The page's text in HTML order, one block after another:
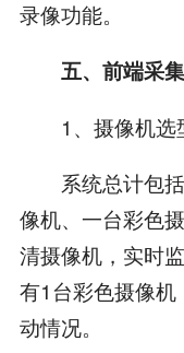
录像功能。
五、前端采
1、摄像机选
系统总计包括
像机、一台彩色
清摄像机，实时
有1台彩色摄像
动情况。